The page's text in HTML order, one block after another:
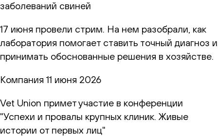
заболеваний свиней
17 июня провели стрим. На нем разобрали, как
лаборатория помогает ставить точный диагноз и
принимать обоснованные решения в хозяйстве.
Компания 11 июня 2026
Vet Union примет участие в конференции
"Успехи и провалы крупных клиник. Живые
истории от первых лиц"